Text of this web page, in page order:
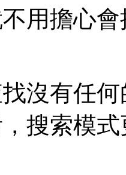
用擔心
沒有任
搜索模